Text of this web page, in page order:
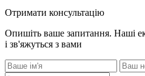
Отримати консультацію
Опишіть ваше запитання. Наші
і зв'яжуться з вами